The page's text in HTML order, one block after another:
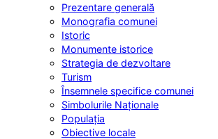
Prezentare generală
Monografia comunei
Istoric
Monumente istorice
Strategia de dezvoltare
Turism
Însemnele specifice comunei
Simbolurile Naționale
Populația
Obiective locale